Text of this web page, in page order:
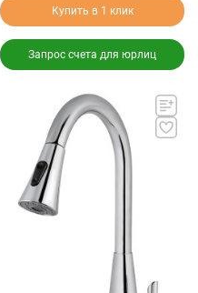
Купить в 1 клик
Запрос счета для юрлиц